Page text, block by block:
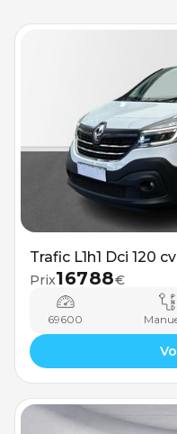
Trafic L1h1 Dci 120
Prix16788€
69600